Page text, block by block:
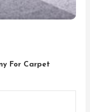
For Carpet